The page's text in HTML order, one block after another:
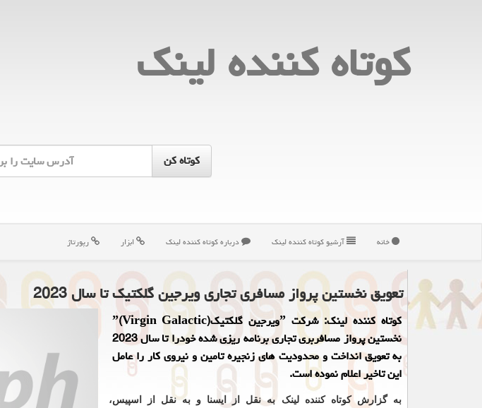
كوتاه كننده لینك
خانه آرشیو كوتاه كننده لینك درباره كوتاه كننده لینك ابزار رپورتاژ
تعویق نخستین پرواز مسافری تجاری ویرجین گلکتیک تا سال 2023
کوتاه کننده لینک: شرکت ˮویرجین گلکتیکˮ(Virgin Galactic)
نخستین پرواز مسافربری تجاری برنامه ریزی شده خودرا تا سال 2023
به تعویق انداخت و محدودیت های زنجیره تامین و نیروی کار را عامل
این تاخیر اعلام نموده است.
به گزارش کوتاه کننده لینک به نقل از ایسنا و به نقل از اسپیس،